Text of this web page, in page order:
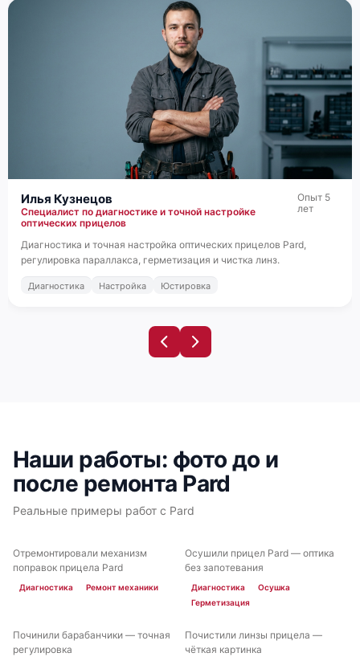
Илья Кузнецов
Специалист по диагностике и точной настройке
оптических прицелов
Опыт 5
лет
Диагностика и точная настройка оптических прицелов Pard,
регулировка параллакса, герметизация и чистка линз.
Диагностика Настройка Юстировка
Наши работы: фото до и
после ремонта Pard
Реальные примеры работ с Pard
ДО ПОСЛЕ
Отремонтировали механизм
поправок прицела Pard
Диагностика Ремонт механики
ДО ПОСЛЕ
Осушили прицел Pard — оптика
без запотевания
Диагностика
Осушка
Герметизация
ДО ПОСЛЕ
Починили барабанчики — точная
регулировка
ДО ПОСЛЕ
Почистили линзы прицела —
чёткая картинка